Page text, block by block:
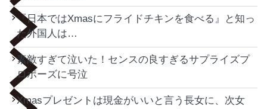
『日本ではXmasにフライドチキンを食べる』と知っ
た外国人は…
素敵すぎて泣いた！センスの良すぎるサプライズプ
ロポーズに号泣
Xmasプレゼントは現金がいいと言う長女に、次女